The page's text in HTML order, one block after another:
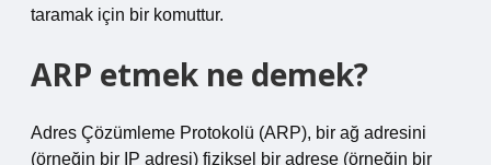
taramak için bir komuttur.
ARP etmek ne demek?
Adres Çözümleme Protokolü (ARP), bir ağ adresini
(örneğin bir IP adresi) fiziksel bir adrese (örneğin bir